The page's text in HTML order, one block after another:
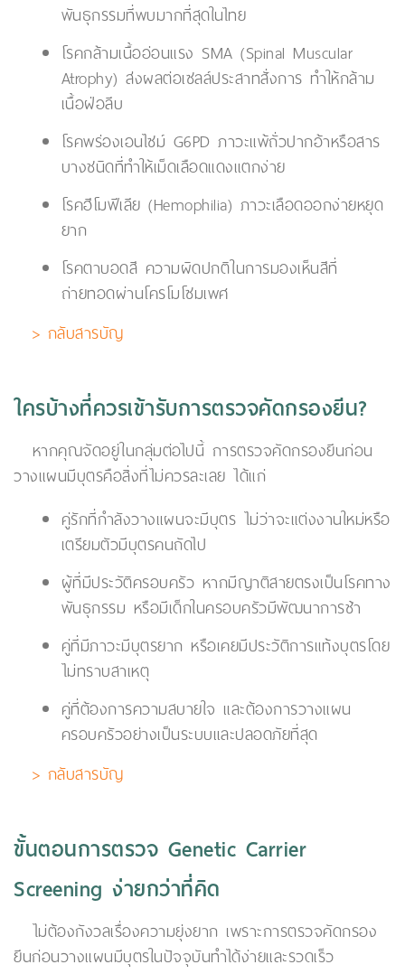
พันธุกรรมที่พบมากที่สุดในไทย
โรคกล้ามเนื้ออ่อนแรง SMA (Spinal Muscular
Atrophy) ส่งผลต่อเซลล์ประสาทสั่งการ ทำให้กล้าม
เนื้อฝ่อลีบ
โรคพร่องเอนไซม์ G6PD ภาวะแพ้ถั่วปากอ้าหรือสาร
บางชนิดที่ทำให้เม็ดเลือดแดงแตกง่าย
โรคฮีโมฟีเลีย (Hemophilia) ภาวะเลือดออกง่ายหยุด
ยาก
โรคตาบอดสี ความผิดปกติในการมองเห็นสีที่
ถ่ายทอดผ่านโครโมโซมเพศ
> กลับสารบัญ
ใครบ้างที่ควรเข้ารับการตรวจคัดกรองยีน?
หากคุณจัดอยู่ในกลุ่มต่อไปนี้ การตรวจคัดกรองยีนก่อน
วางแผนมีบุตรคือสิ่งที่ไม่ควรละเลย ได้แก่
คู่รักที่กำลังวางแผนจะมีบุตร ไม่ว่าจะแต่งงานใหม่หรือ
เตรียมตัวมีบุตรคนถัดไป
ผู้ที่มีประวัติครอบครัว หากมีญาติสายตรงเป็นโรคทาง
พันธุกรรม หรือมีเด็กในครอบครัวมีพัฒนาการช้า
คู่ที่มีภาวะมีบุตรยาก หรือเคยมีประวัติการแท้งบุตรโดย
ไม่ทราบสาเหตุ
คู่ที่ต้องการความสบายใจ และต้องการวางแผน
ครอบครัวอย่างเป็นระบบและปลอดภัยที่สุด
> กลับสารบัญ
ขั้นตอนการตรวจ Genetic Carrier
Screening ง่ายกว่าที่คิด
ไม่ต้องกังวลเรื่องความยุ่งยาก เพราะการตรวจคัดกรอง
ยีนก่อนวางแผนมีบุตรในปัจจุบันทำได้ง่ายและรวดเร็ว